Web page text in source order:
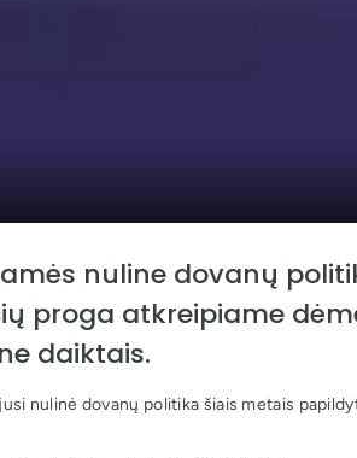
nuline dovanų
proga atkreipiame
daiktais.
nulinė dovanų politika šiais metais